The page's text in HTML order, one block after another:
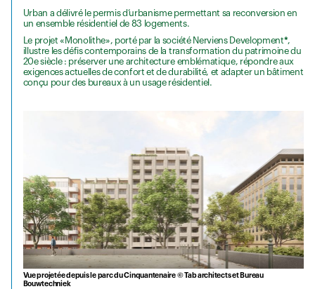
Urban a délivré le permis d’urbanisme permettant sa reconversion en
un ensemble résidentiel de 83 logements.
Le projet «Monolithe», porté par la société Nerviens Development*,
illustre les défis contemporains de la transformation du patrimoine du
20e siècle : préserver une architecture emblématique, répondre aux
exigences actuelles de confort et de durabilité, et adapter un bâtiment
conçu pour des bureaux à un usage résidentiel.
Vue projetée depuis le parc du Cinquantenaire © Tab architects et Bureau
Bouwtechniek